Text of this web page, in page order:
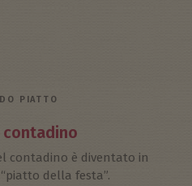
PIATTO
contadino è diventato in
della festa”.